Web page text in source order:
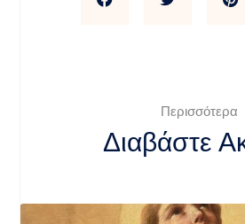
Περισσότερα
Διαβάστε